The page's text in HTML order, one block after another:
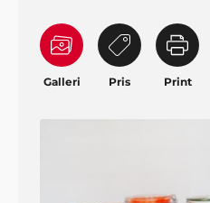
Galleri Pris Print